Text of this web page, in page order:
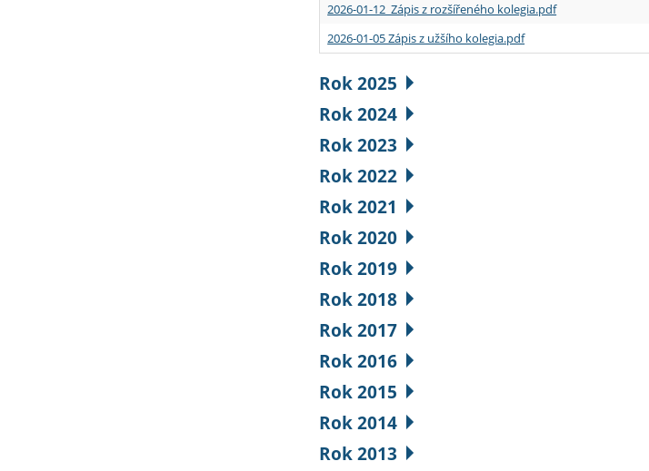
2026-01-12 Zápis z rozšířeného kolegia.pdf
2026-01-05 Zápis z užšího kolegia.pdf
Rok 2025
Rok 2024
Rok 2023
Rok 2022
Rok 2021
Rok 2020
Rok 2019
Rok 2018
Rok 2017
Rok 2016
Rok 2015
Rok 2014
Rok 2013